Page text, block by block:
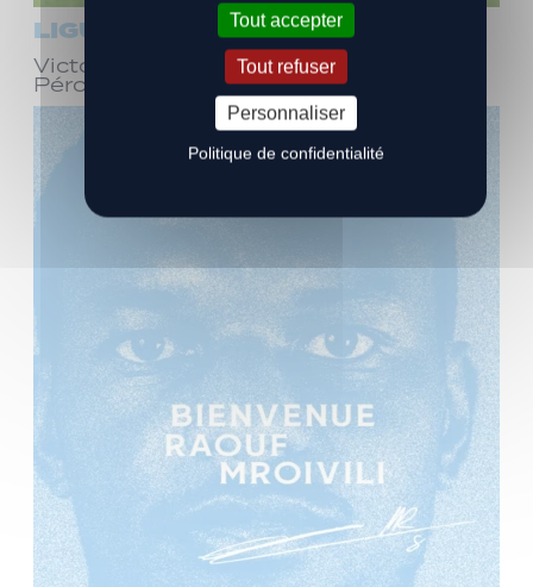
LIGUE 3
Victoire face à Bourg-en-Bresse
Péronnas (1-0)
Tout accepter
Tout refuser
Personnaliser
Politique de confidentialité